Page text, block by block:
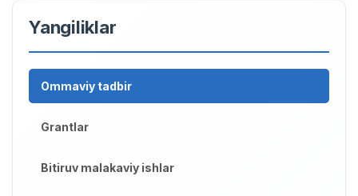
Yangiliklar
Ommaviy tadbir
Grantlar
Bitiruv malakaviy ishlar